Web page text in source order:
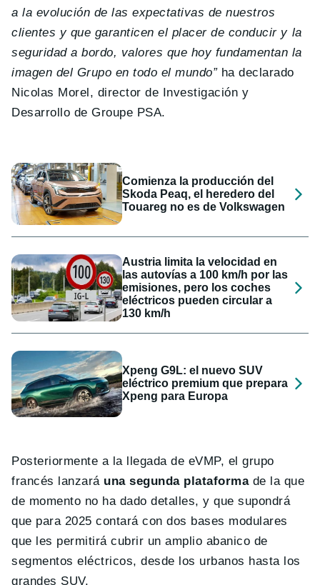
a la evolución de las expectativas de nuestros
clientes y que garanticen el placer de conducir y la
seguridad a bordo, valores que hoy fundamentan la
imagen del Grupo en todo el mundo” ha declarado
Nicolas Morel, director de Investigación y
Desarrollo de Groupe PSA.
Comienza la producción del
Skoda Peaq, el heredero del
Touareg no es de Volkswagen
Austria limita la velocidad en
las autovías a 100 km/h por las
emisiones, pero los coches
eléctricos pueden circular a
130 km/h
Xpeng G9L: el nuevo SUV
eléctrico premium que prepara
Xpeng para Europa
Posteriormente a la llegada de eVMP, el grupo
francés lanzará una segunda plataformade la que
de momento no ha dado detalles, y que supondrá
que para 2025 contará con dos bases modulares
que les permitirá cubrir un amplio abanico de
segmentos eléctricos, desde los urbanos hasta los
grandes SUV.